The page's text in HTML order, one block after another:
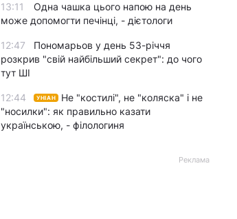
13:11
Одна чашка цього напою на день
може допомогти печінці, - дієтологи
12:47
Пономарьов у день 53-річчя
розкрив "свій найбільший секрет": до чого
тут ШІ
12:44 УНІАН
Не "костилі", не "коляска" і не
"носилки": як правильно казати
українською, - філологиня
Реклама